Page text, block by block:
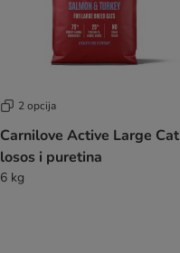
2 opcija
Carnilove Active Large Cat
losos i puretina
6 kg